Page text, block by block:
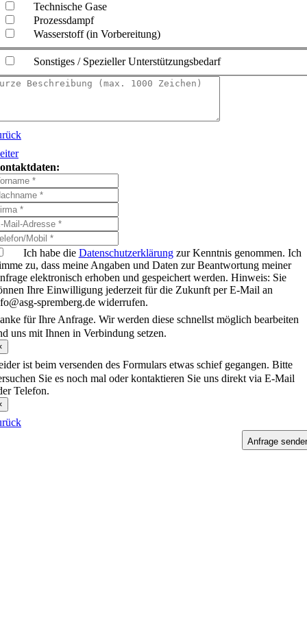
Technische Gase
Prozessdampf
Wasserstoff (in Vorbereitung)
Sonstiges / Spezieller Unterstützungsbedarf
Ich habe die Datenschutzerklärungzur Kenntnis genommen. Ich
zu, dass meine Angaben und Daten zur Beantwortung meiner
elektronisch erhoben und gespeichert werden. Hinweis: Sie
Ihre Einwilligung jederzeit für die Zukunft per E-Mail an
spremberg.de widerrufen.
für Ihre Anfrage. Wir werden diese schnellst möglich bearbeiten
uns mit Ihnen in Verbindung setzen.
ist beim versenden des Formulars etwas schief gegangen. Bitte
Sie es noch mal oder kontaktieren Sie uns direkt via E-Mail
Telefon.
Anfrage